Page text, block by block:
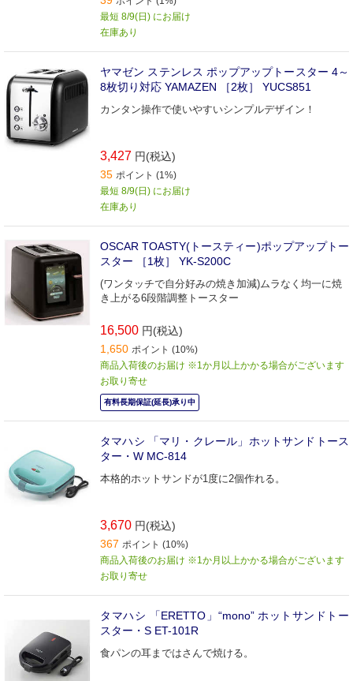
最短 8/9(日) にお届け
在庫あり
ヤマゼン ステンレス ポップアップトースター 4～
8枚切り対応 YAMAZEN ［2枚］ YUCS851
カンタン操作で使いやすいシンプルデザイン！
3,427 円(税込)
35 ポイント (1%)
最短 8/9(日) にお届け
在庫あり
OSCAR TOASTY(トースティー)ポップアップトー
スター ［1枚］ YK-S200C
(ワンタッチで自分好みの焼き加減)ムラなく均一に焼
き上がる6段階調整トースター
16,500 円(税込)
1,650 ポイント (10%)
商品入荷後のお届け ※1か月以上かかる場合がございます
お取り寄せ
有料長期保証(延長)承り中
タマハシ 「マリ・クレール」ホットサンドトース
ター・W MC-814
本格的ホットサンドが1度に2個作れる。
3,670 円(税込)
367 ポイント (10%)
商品入荷後のお届け ※1か月以上かかる場合がございます
お取り寄せ
タマハシ 「ERETTO」“mono” ホットサンドトー
スター・S ET-101R
食パンの耳まではさんで焼ける。